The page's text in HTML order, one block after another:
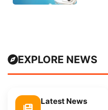
EXPLORE NEWS
Latest News